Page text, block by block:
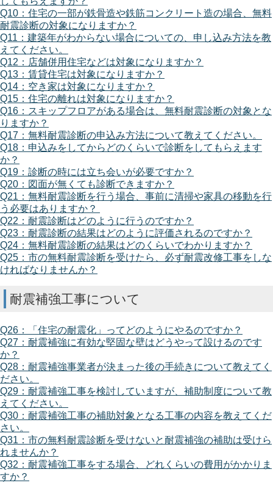
Q10：住宅の一部が鉄骨造や鉄筋コンクリート造の場合、無料
耐震診断の対象になりますか？
Q11：建築年がわからない場合についての、申し込み方法を教
えてください。
Q12：店舗併用住宅などは対象になりますか？
Q13：賃貸住宅は対象になりますか？
Q14：空き家は対象になりますか？
Q15：住宅の離れは対象になりますか？
Q16：スキップフロアがある場合は、無料耐震診断の対象とな
りますか？
Q17：無料耐震診断の申込み方法について教えてください。
Q18：申込みをしてからどのくらいで診断をしてもらえます
か？
Q19：診断の時には立ち会いが必要ですか？
Q20：図面が無くても診断できますか？
Q21：無料耐震診断を行う場合、事前に清掃や家具の移動を行
う必要はありますか？
Q22：耐震診断はどのように行うのですか？
Q23：耐震診断の結果はどのように評価されるのですか？
Q24：無料耐震診断の結果はどのくらいでわかりますか？
Q25：市の無料耐震診断を受けたら、必ず耐震改修工事をしな
ければなりませんか？
耐震補強工事について
Q26：「住宅の耐震化」ってどのようにやるのですか？
Q27：耐震補強に有効な堅固な壁はどうやって設けるのです
か？
Q28：耐震補強事業者が決まった後の手続きについて教えてく
ださい。
Q29：耐震補強工事を検討していますが、補助制度について教
えてください。
Q30：耐震補強工事の補助対象となる工事の内容を教えてくだ
さい。
Q31：市の無料耐震診断を受けないと耐震補強の補助は受けら
れませんか？
Q32：耐震補強工事をする場合、どれくらいの費用がかかりま
すか？